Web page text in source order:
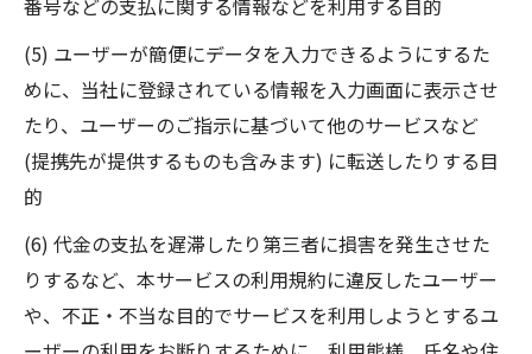
番号などの支払に関する情報などを利用する目的
(5) ユーザーが簡便にデータを入力できるようにするた
めに、当社に登録されている情報を入力画面に表示させ
たり、ユーザーのご指示に基づいて他のサービスなど
(提携先が提供するものも含みます) に転送したりする目
的
(6) 代金の支払を遅滞したり第三者に損害を発生させた
りするなど、本サービスの利用規約に違反したユーザー
や、不正・不当な目的でサービスを利用しようとするユ